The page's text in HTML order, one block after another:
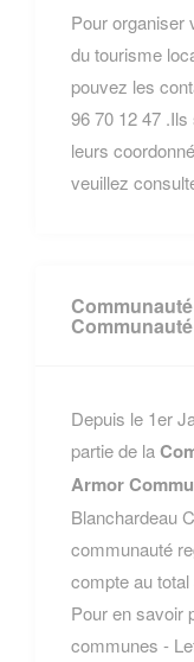
Pour organiser
du tourisme
pouvez les
96 70 12 47
leurs
veuillez
Communauté
Depuis le 1er
partie de la
Armor
Blanchardeau
communauté
compte au
Pour en savoir
communes -